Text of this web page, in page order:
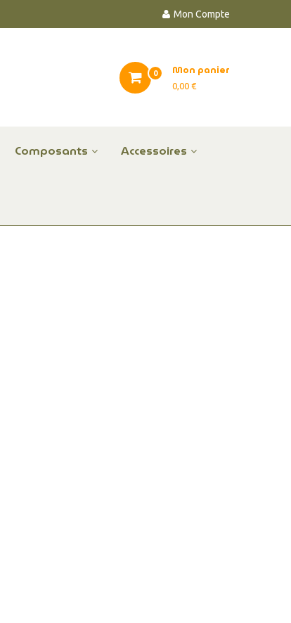
Mon Compte
Mon panier
0,00 €
0
Composants Accessoires